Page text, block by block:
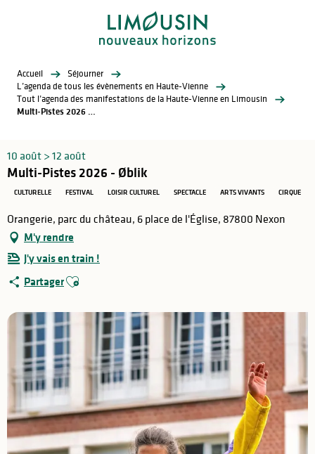
Accueil
Séjourner
L’agenda de tous les évènements en Haute-Vienne
Tout l’agenda des manifestations de la Haute-Vienne en Limousin
Multi-Pistes 2026 - Øblik
10 août > 12 août
Multi-Pistes 2026 - Øblik
CULTURELLE FESTIVAL LOISIR CULTUREL SPECTACLE ARTS VIVANTS CIRQUE
Orangerie, parc du château, 6 place de l'Église, 87800 Nexon
M'y rendre
J'y vais en train !
PartagerAjouter aux favoris